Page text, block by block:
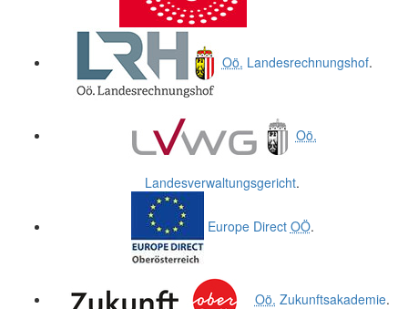
Oö. Landesrechnungshof.
Oö.
Landesverwaltungsgericht.
Europe Direct OÖ.
Oö. Zukunftsakademie.